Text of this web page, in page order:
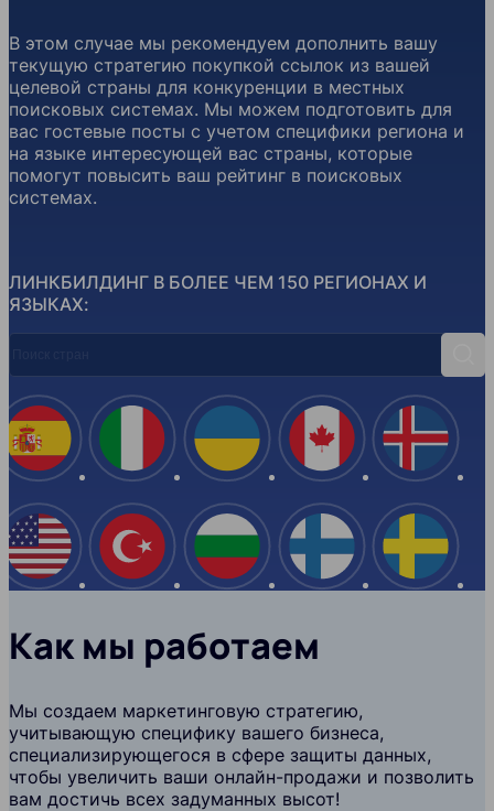
ЛИНКБИЛДИНГ В БОЛЕЕ ЧЕМ 150 РЕГИОНАХ И
ЯЗЫКАХ:
В этом случае мы рекомендуем дополнить вашу
текущую стратегию покупкой ссылок из вашей
целевой страны для конкуренции в местных
поисковых системах. Мы можем подготовить для
вас гостевые посты с учетом специфики региона и
на языке интересующей вас страны, которые
помогут повысить ваш рейтинг в поисковых
системах.
Испания
США
Италия
Турция
Украина
Болгария
Канада
Финляндия
Как мы работаем
Мы создаем маркетинговую стратегию,
учитывающую специфику вашего бизнеса,
специализирующегося в сфере защиты данных,
чтобы увеличить ваши онлайн-продажи и позволить
вам достичь всех задуманных высот!